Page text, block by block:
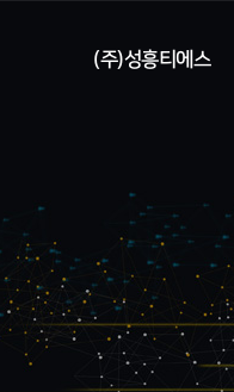
(주)성흥티에스
회사연혁
특허
오시는길